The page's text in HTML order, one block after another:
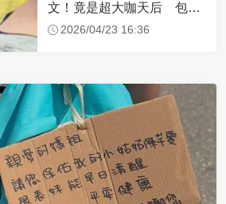
文！竟是超大咖天后 包尿
布忍尿5小時不喊累
2026/04/23 16:36